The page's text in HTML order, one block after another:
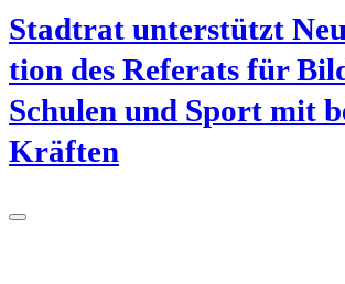
Stadt­rat unter­stützt
ti­on des Refe­rats für
Schu­len und Sport mit
Kräften